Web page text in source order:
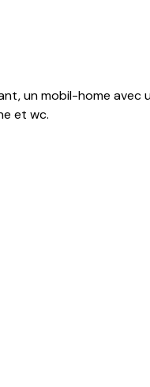
un mobil-home avec
et wc.